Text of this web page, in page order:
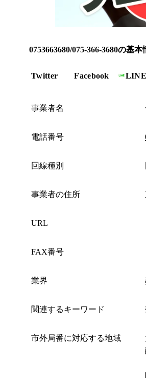
0753663680/075-366-3680の基本
Twitter Facebook LINE
事業者名
電話番号
回線種別
事業者の住所
URL
FAX番号
業界
関連するキーワード
市外局番に対応する地域